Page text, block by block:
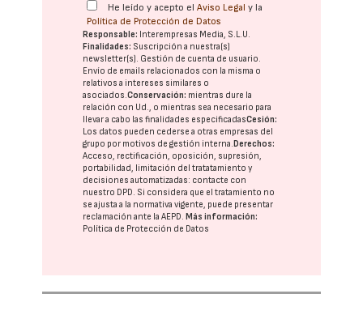
He leído y acepto elAviso Legal y la
Política de Protección de Datos
Responsable: Interempresas Media, S.L.U.
Finalidades: Suscripción a nuestra(s)
newsletter(s). Gestión de cuenta de usuario.
Envío de emails relacionados con la misma o
relativos a intereses similares o
asociados.Conservación: mientras dure la
relación con Ud., o mientras sea necesario para
llevar a cabo las finalidades especificadasCesión:
Los datos pueden cederse a otras empresas del
grupo por motivos de gestión interna.Derechos:
Acceso, rectificación, oposición, supresión,
portabilidad, limitación del tratatamiento y
decisiones automatizadas: contacte con
nuestro DPD. Si considera que el tratamiento no
se ajusta a la normativa vigente, puede presentar
reclamación ante laAEPD.Más información:
Política de Protección de Datos